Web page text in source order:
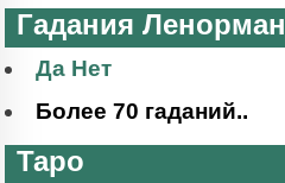
Гадания Ленорман
Да Нет
Более 70 гаданий..
Таро